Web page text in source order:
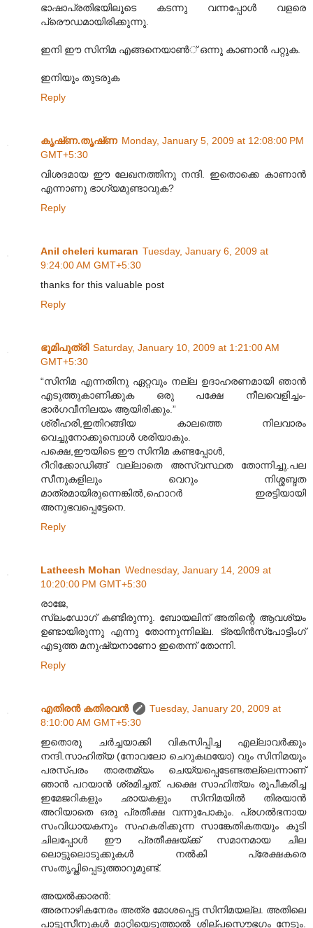
ഭാഷാപ്രതിഭയിലൂടെ കടന്നു വന്നപ്പോള്‍ വളരെ
പ്രൌഡമായിരിക്കുന്നു.
ഇനി ഈ സിനിമ എങ്ങനെയാണ്‍് ഒന്നു കാണാന്‍ പറ്റുക.
ഇനിയും തുടരുക
Reply
കൃഷ്‌ണ.തൃഷ്‌ണ Monday, January 5, 2009 at 12:08:00 PM
GMT+5:30
വിശദമായ ഈ ലേഖനത്തിനു നന്ദി. ഇതൊക്കെ കാണാന്‍
എന്നാണു ഭാഗ്യമുണ്ടാവുക?
Reply
Anil cheleri kumaran Tuesday, January 6, 2009 at
9:24:00 AM GMT+5:30
thanks for this valuable post
Reply
ഭൂമിപുത്രി Saturday, January 10, 2009 at 1:21:00 AM
GMT+5:30
“സിനിമ എന്നതിനു ഏറ്റവും നല്ല ഉദാഹരണമായി ഞാന്‍
എടുത്തുകാണിക്കുക ഒരു പക്ഷേ നീലവെളിച്ചം-
ഭാര്‍ഗവീനിലയം ആയിരിക്കും.”
ശ്രീഹരി,ഇതിറങ്ങിയ കാലത്തെ നിലവാരം
വെച്ചുനോക്കുമ്പൊൾ ശരിയാകും.
പക്ഷെ,ഈയിടെ ഈ സിനിമ കണ്ടപ്പോൾ,
റീറിക്കോഡിങ്ങ് വല്ലാതെ അസ്വസ്ഥത തോന്നിച്ചു.പല
സീനുകളിലും വെറും നിശ്ശബ്ദത
മാത്രമായിരുന്നെങ്കിൽ,ഹൊറർ ഇരട്ടിയായി
അനുഭവപ്പെട്ടേനെ.
Reply
Latheesh Mohan Wednesday, January 14, 2009 at
10:20:00 PM GMT+5:30
രാജേ,
സ്ലംഡോഗ് കണ്ടിരുന്നു. ബോയലിന് അതിന്റെ ആവശ്യം
ഉണ്ടായിരുന്നു എന്നു തോന്നുന്നില്ല. ട്രയിന്‍സ്പോട്ടിംഗ്
എടുത്ത മനുഷ്യനാണോ ഇതെന്ന് തോന്നി.
Reply
എതിരന്‍ കതിരവന്‍
Tuesday, January 20, 2009 at
8:10:00 AM GMT+5:30
ഇതൊരു ചർച്ചയാക്കി വികസിപ്പിച്ച എല്ലാവർക്കും
നന്ദി.സാഹിത്യ (നോവലോ ചെറുകഥയോ) വും സിനിമയും
പരസ്പരം താരതമ്യം ചെയ്യപ്പെടേണ്ടതല്ലെന്നാണ്
ഞാൻ പറയാൻ ശ്രമിച്ചത്. പക്ഷെ സാഹിത്യം രൂപീകരിച്ച
ഇമേജറികളും ഛായകളും സിനിമയിൽ തിരയാൻ
അറിയാതെ ഒരു പ്രതീക്ഷ വന്നുപോകും. പ്രഗൽഭനായ
സംവിധായകനും സഹകരിക്കുന്ന സാങ്കേതികതയും കൂടി
ചിലപ്പോൾ ഈ പ്രതീക്ഷയ്ക്ക് സമാനമായ ചില
ലൊട്ടുലൊടുക്കുകൾ നൽകി പ്രേക്ഷകരെ
സംതൃപ്തിപ്പെടുത്താറുമുണ്ട്.
അയൽക്കാരൻ:
അരനാഴികനേരം അത്ര മോശപ്പെട്ട സിനിമയല്ല. അതിലെ
പാട്ടുസീനുകൾ മാറ്റിയെടുത്താൽ ശില്പസൌഭഗം നേടും.